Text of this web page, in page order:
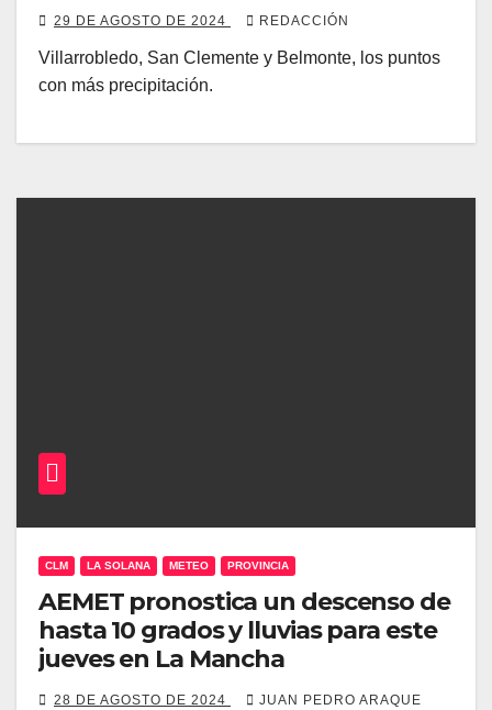
29 DE AGOSTO DE 2024 REDACCIÓN
Villarrobledo, San Clemente y Belmonte, los puntos
con más precipitación.
CLM LA SOLANA METEO PROVINCIA
AEMET pronostica un descenso de
hasta 10 grados y lluvias para este
jueves en La Mancha
28 DE AGOSTO DE 2024 JUAN PEDRO ARAQUE